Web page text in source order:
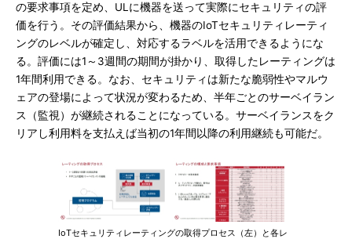
の要求事項を定め、ULに機器を送って実際にセキュリティの評
価を行う。その評価結果から、機器のIoTセキュリティレーティ
ングのレベルが確定し、対応するラベルを活用できるようにな
る。評価には1～3週間の期間が掛かり、取得したレーティングは
1年間利用できる。なお、セキュリティは新たな脆弱性やマルウ
ェアの登場によって状況が変わるため、半年ごとのサーベイラン
ス（監視）が継続されることになっている。サーベイランスをク
リアし利用料を支払えば当初の1年間以降の利用継続も可能だ。
IoTセキュリティレーティングの取得プロセス（左）と各レ